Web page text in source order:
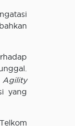
Agility
yang